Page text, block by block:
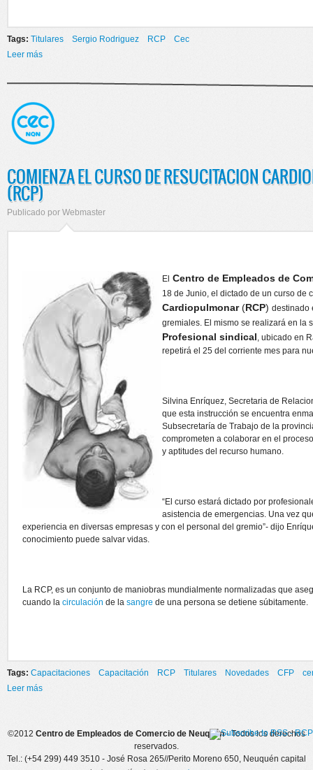
Tags: Titulares Sergio Rodriguez RCP
Cec
Leer más
COMIENZA EL CURSO DE RESUCITACION
(RCP)
Publicado por Webmaster
El Centro de Empleados de
18 de Junio, el dictado de un curso de
Cardiopulmonar(RCP) destinado
gremiales. El mismo se realizará en la
Profesional sindical, ubicado en
repetirá el 25 del corriente mes para
Silvina Enríquez, Secretaria de
que esta instrucción se encuentra
Subsecretaría de Trabajo de la
comprometen a colaborar en el
y aptitudes del recurso humano.
“El curso estará dictado por
asistencia de emergencias. Una vez
experiencia en diversas empresas y con el personal del gremio”- dijo
conocimiento puede salvar vidas.
La RCP, es un conjunto de maniobras mundialmente normalizadas que
cuando la circulación de la sangre de una persona se detiene súbitamente.
Tags: Capacitaciones Capacitación RCP Titulares Novedades CFP
Leer más
©2012 Centro de Empleados de Comercio de Neuquén- Todos los derechos
reservados.
Tel.: (+54 299) 449 3510 - José Rosa 265//Perito Moreno 650, Neuquén capital